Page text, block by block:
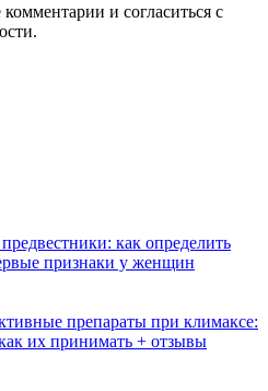
и согласиться с
как определить
признаки у женщин
препараты при климаксе:
их принимать + отзывы